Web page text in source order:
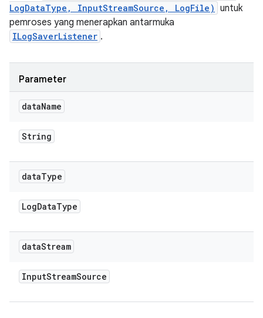
LogDataType, InputStreamSource, LogFile) untuk
pemroses yang menerapkan antarmuka
ILogSaverListener .
Parameter
dataName
String
dataType
LogDataType
dataStream
InputStreamSource